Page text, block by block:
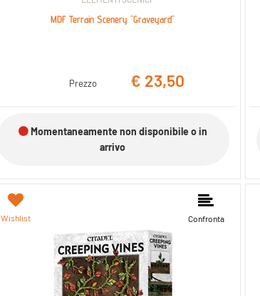
MDF Terrain Scenery "Graveyard"
Prezzo € 23,50
Momentaneamente non disponibile o in
arrivo
Wishlist Confronta